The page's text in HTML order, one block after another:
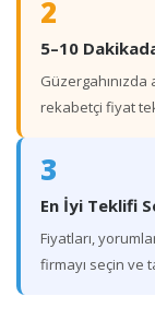
2
5–10
rekabetçi fiyat
3
En İyi Teklifi
Fiyatları,
firmayı seçin ve